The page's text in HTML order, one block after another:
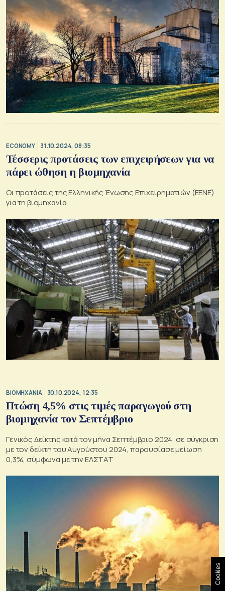
ECONOMY 31.10.2024, 08:35
Τέσσερις προτάσεις των επιχειρήσεων για να
πάρει ώθηση η βιομηχανία
Οι προτάσεις της Ελληνικής Ένωσης Επιχειρηματιών (ΕΕΝΕ)
για τη βιομηχανία
ΒΙΟΜΗΧΑΝΙΑ 30.10.2024, 12:35
Πτώση 4,5% στις τιμές παραγωγού στη
βιομηχανία τον Σεπτέμβριο
Γενικός Δείκτης κατά τον μήνα Σεπτέμβριο 2024, σε σύγκριση
με τον δείκτη του Αυγούστου 2024, παρουσίασε μείωση
0,3%, σύμφωνα με την ΕΛΣΤΑΤ
Cookies